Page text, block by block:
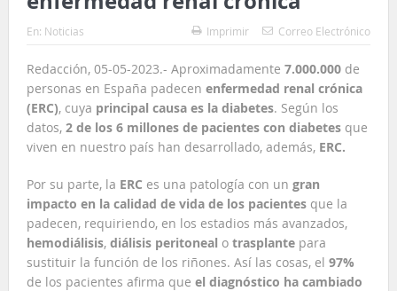
En: Noticias Imprimir Correo Electrónico
Redacción, 05-05-2023.- Aproximadamente 7.000.000de
personas en España padecen enfermedad renal crónica
(ERC), cuya principal causa es la diabetes. Según los
datos, 2 de los 6 millones de pacientes con diabetes que
viven en nuestro país han desarrollado, además, ERC.
Por su parte, la ERC es una patología con un gran
impacto en la calidad de vida de los pacientes que la
padecen, requiriendo, en los estadios más avanzados,
hemodiálisis, diálisis peritoneal o trasplantepara
sustituir la función de los riñones. Así las cosas, el 97%
de los pacientes afirma que el diagnóstico ha cambiado